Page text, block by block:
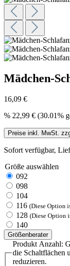
Mädchen-
16,09 €
% 22,99 € (30.01%
Preise inkl. MwSt.
Sofort verfügbar,
Größe auswählen
092
098
104
116 (Diese Option
128 (Diese Option
140
Größenberater
Produkt Anzahl:
die Schaltflächen
reduzieren.